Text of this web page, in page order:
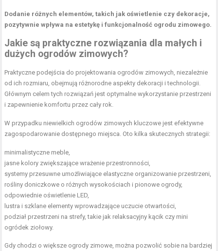
Dodanie różnych elementów, takich jak oświetlenie czy dekoracje,
pozytywnie wpływa na estetykę i funkcjonalność ogrodu zimowego.
Jakie są praktyczne rozwiązania dla małych i
dużych ogrodów zimowych?
Praktyczne podejścia do projektowania ogrodów zimowych, niezależnie
od ich rozmiaru, obejmują różnorodne aspekty dekoracji i technologii.
Głównym celem tych rozwiązań jest optymalne wykorzystanie przestrzeni
i zapewnienie komfortu przez cały rok.
W przypadku niewielkich ogrodów zimowych kluczowe jest efektywne
zagospodarowanie dostępnego miejsca. Oto kilka skutecznych strategii:
minimalistyczne meble,
jasne kolory zwiększające wrażenie przestronności,
systemy przesuwne umożliwiające elastyczne organizowanie przestrzeni,
rośliny doniczkowe o różnych wysokościach i pionowe ogrody,
odpowiednie oświetlenie LED,
lustra i szklane elementy wprowadzające uczucie otwartości,
podział przestrzeni na strefy, takie jak relaksacyjny kącik czy mini
ogródek ziołowy.
Gdy chodzi o większe ogrody zimowe, można pozwolić sobie na bardziej